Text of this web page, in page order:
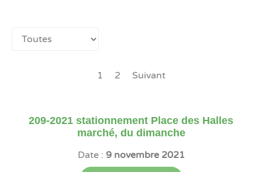
1 2 Suivant
209-2021 stationnement Place des Halles
marché‚ du dimanche
Date : 9 novembre 2021